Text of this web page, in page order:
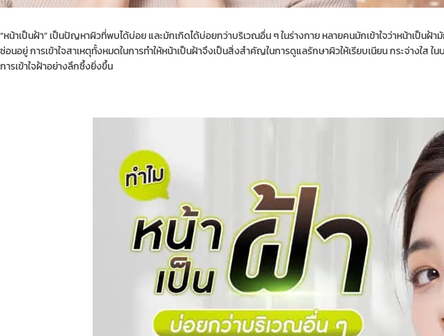
“หน้าเป็นฝ้า” เป็นปัญหาผิวที่พบได้บ่อย และมักเกิดได้บ่อยกว่าบริเวณอื่น ๆ ในร่างกาย หลายคนมักเข้าใจว่าหน้าเป็น
ซ่อนอยู่ การเข้าใจสาเหตุทั้งหมดในการทำให้หน้าเป็นฝ้าจึงเป็นสิ่งสำคัญในการดูแลรักษาผิวให้เรียบเนียน กระจ่างใส
การเข้าใจฝ้าอย่างลึกซึ้งยิ่งขึ้น